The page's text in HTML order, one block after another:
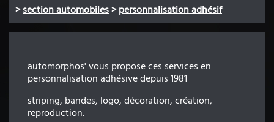
>section automobiles>personnalisation adhésif
automorphos' vous propose ces services en
personnalisation adhésive depuis 1981
striping, bandes, logo, décoration, création,
reproduction.